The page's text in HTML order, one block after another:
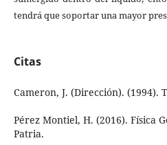
tendrá que soportar una mayor
Citas
Cameron, J. (Dirección). (1994).
Pérez Montiel, H. (2016). Física
Patria.